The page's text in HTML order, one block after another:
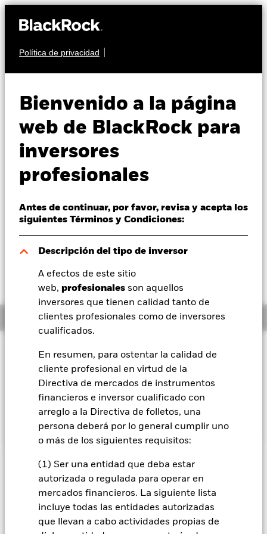
Política de privacidad
Bienvenido a la página
web de BlackRock para
inversores
profesionales
Antes de continuar, por favor, revisa y acepta los
siguientes Términos y Condiciones:
Descripción del tipo de inversor
A efectos de este sitio
web, profesionales son aquellos
inversores que tienen calidad tanto de
clientes profesionales como de inversores
cualificados.
En resumen, para ostentar la calidad de
cliente profesional en virtud de la
Directiva de mercados de instrumentos
financieros e inversor cualificado con
arreglo a la Directiva de folletos, una
persona deberá por lo general cumplir uno
o más de los siguientes requisitos:
(1) Ser una entidad que deba estar
autorizada o regulada para operar en
mercados financieros. La siguiente lista
incluye todas las entidades autorizadas
que llevan a cabo actividades propias de
Perspectivas
Visión de mercado
Educación
Profesionales
España
Change location
BlackRock
iShares
Nuestra compañía
Bond Fund
Valor liquidativo a 07 ago 2026
EUR 9,51
EUR 0,01 (0,11%)
Información general
Filosofía de inversión
El Fondo Euro Corporate Bond busca maximizar los
beneficios totales. El Fondo invierte un mínimo del 70 % de
calificación crediticia denominados en euros. La exposición a
las divisas se gestiona de forma flexible.
INFORMACIÓN IMPORTANTE: Capital en Riesgo.
de las inversiones y los ingresos derivados de ellas pueden
subir o bajar, y no están garantizados. Es posible que los
inversores no recuperen la cantidad invertida originalmente.
El riesgo de crédito, los cambios en los tipos de interés y/o los